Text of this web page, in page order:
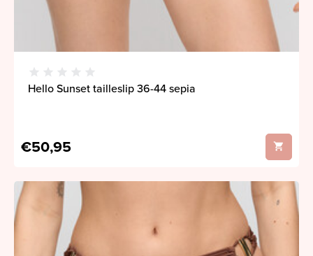
Hello Sunset tailleslip 36-44 sepia
€50,95